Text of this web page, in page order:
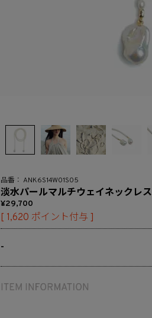
ANK6S14W01S05
淡水パールマルチウェイネックレス
29,700
[ 1,620 ポイント付与 ]
-